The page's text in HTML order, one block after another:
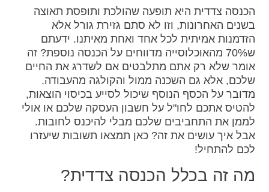
הכנסה צדדית היא תופעה שהולכת ותופסת תאוצה
בשנים האחרונות, וזו לא סתם גזירת גורל אלא
הזדמנות אמיתית לכל אחד ואחת מאיתנו. ידעתם
ש70% מהאוכלוסייה מדווחים על הכנסה נוספת? זה
אומר שלא רק אתם מתלבטים אם לשדרג את החיים
שלכם, אלא גם השכנה ממול והקולגה מהעבודה.
מדובר על הכסף הנוסף שיכול לסייע בכיסוי הוצאות,
להטיס אתכם לחו"ל על חשבון העסקה שלכם או אולי
לממן את התחביבים שלכם מבלי להיכנס לחובות.
אבל איך עושים את זה? כאן תמצאו תשובות שיעזרו
לכם להתחיל!
מה זה בכלל הכנסה צדדית?